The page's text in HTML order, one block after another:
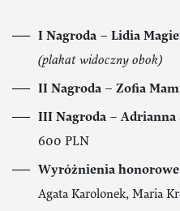
I Nagroda – Lidia
(plakat widoczny obok)
II Nagroda – Zofia
III Nagroda – Adrianna
600 PLN
Wyróżnienia honorowe
Agata Karolonek, Maria